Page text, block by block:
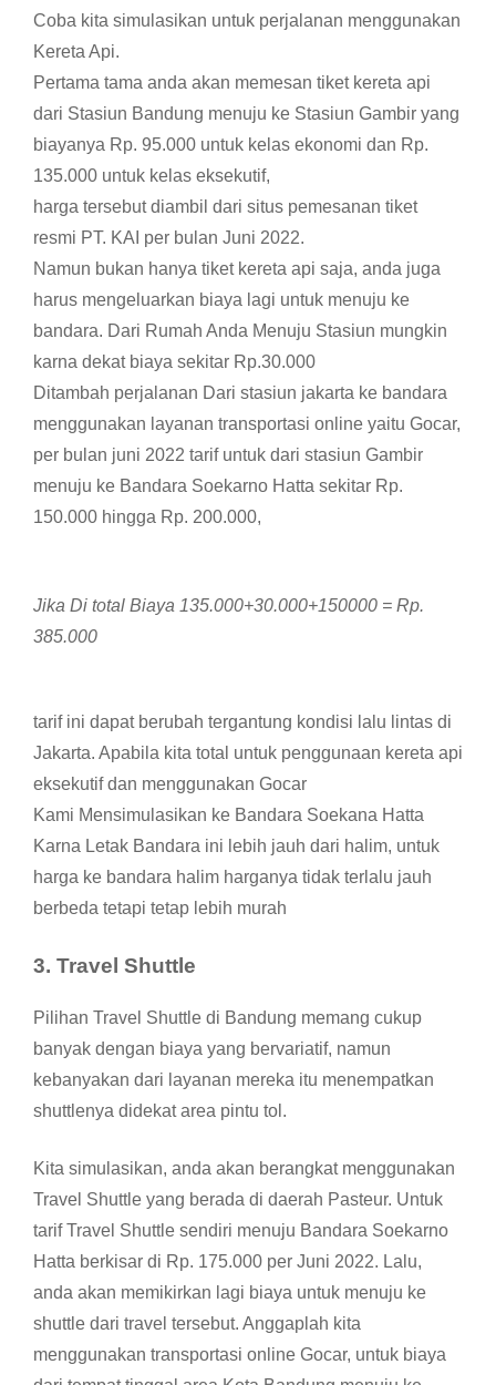
Coba kita simulasikan untuk perjalanan menggunakan
Kereta Api.
Pertama tama anda akan memesan tiket kereta api
dari Stasiun Bandung menuju ke Stasiun Gambir yang
biayanya Rp. 95.000 untuk kelas ekonomi dan Rp.
135.000 untuk kelas eksekutif,
harga tersebut diambil dari situs pemesanan tiket
resmi PT. KAI per bulan Juni 2022.
Namun bukan hanya tiket kereta api saja, anda juga
harus mengeluarkan biaya lagi untuk menuju ke
bandara. Dari Rumah Anda Menuju Stasiun mungkin
karna dekat biaya sekitar Rp.30.000
Ditambah perjalanan Dari stasiun jakarta ke bandara
menggunakan layanan transportasi online yaitu Gocar,
per bulan juni 2022 tarif untuk dari stasiun Gambir
menuju ke Bandara Soekarno Hatta sekitar Rp.
150.000 hingga Rp. 200.000,
Jika Di total Biaya 135.000+30.000+150000 = Rp.
385.000
tarif ini dapat berubah tergantung kondisi lalu lintas di
Jakarta. Apabila kita total untuk penggunaan kereta api
eksekutif dan menggunakan Gocar
Kami Mensimulasikan ke Bandara Soekana Hatta
Karna Letak Bandara ini lebih jauh dari halim, untuk
harga ke bandara halim harganya tidak terlalu jauh
berbeda tetapi tetap lebih murah
3. Travel Shuttle
Pilihan Travel Shuttle di Bandung memang cukup
banyak dengan biaya yang bervariatif, namun
kebanyakan dari layanan mereka itu menempatkan
shuttlenya didekat area pintu tol.
Kita simulasikan, anda akan berangkat menggunakan
Travel Shuttle yang berada di daerah Pasteur. Untuk
tarif Travel Shuttle sendiri menuju Bandara Soekarno
Hatta berkisar di Rp. 175.000 per Juni 2022. Lalu,
anda akan memikirkan lagi biaya untuk menuju ke
shuttle dari travel tersebut. Anggaplah kita
menggunakan transportasi online Gocar, untuk biaya